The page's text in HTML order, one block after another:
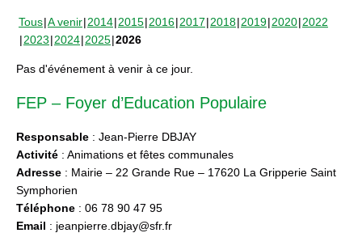
Tous A venir 2014 2015 2016 2017 2018 2019 2020 2022
2023 2024 2025 2026
Pas d'événement à venir à ce jour.
FEP – Foyer d’Education Populaire
Responsable : Jean-Pierre DBJAY
Activité : Animations et fêtes communales
Adresse : Mairie – 22 Grande Rue – 17620 La Gripperie Saint
Symphorien
Téléphone : 06 78 90 47 95
Email : jeanpierre.dbjay@sfr.fr